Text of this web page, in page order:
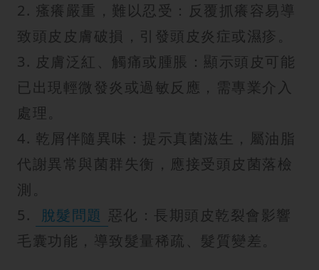
2. 瘙癢嚴重，難以忍受：反覆抓癢容易導
致頭皮皮膚破損，引發頭皮炎症或濕疹。
3. 皮膚泛紅、觸痛或腫脹：顯示頭皮可能
已出現輕微發炎或過敏反應，需專業介入
處理。
4. 乾屑伴隨異味：提示真菌滋生，屬油脂
代謝異常與菌群失衡，應接受頭皮菌落檢
測。
5.
脫髮問題 惡化：長期頭皮乾裂會影響
毛囊功能，導致髮量稀疏、髮質變差。